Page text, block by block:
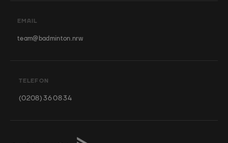
EMAIL
team@badminton.nrw
TELEFON
(0208) 36 08 34